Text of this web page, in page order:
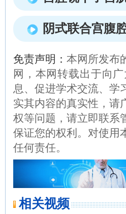
阴式联合宫腹
免责声明：本网所发布
网，本网转载出于向
息、促进学术交流、学
实其内容的真实性，请
权等问题，请立即联系
保证您的权利。对使用
任何责任。
相关视频